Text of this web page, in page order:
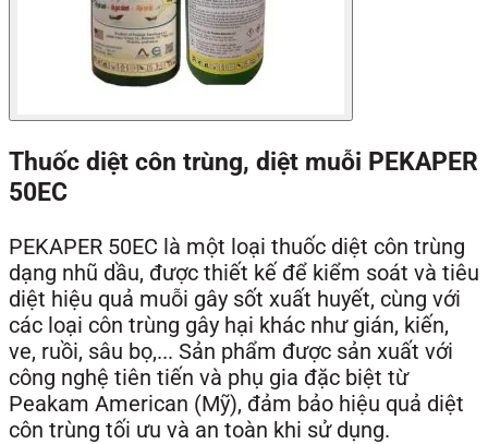
Thuốc diệt côn trùng, diệt muỗi PEKAPER
50EC
PEKAPER 50EC là một loại thuốc diệt côn trùng
dạng nhũ dầu, được thiết kế để kiểm soát và tiêu
diệt hiệu quả muỗi gây sốt xuất huyết, cùng với
các loại côn trùng gây hại khác như gián, kiến,
ve, ruồi, sâu bọ,... Sản phẩm được sản xuất với
công nghệ tiên tiến và phụ gia đặc biệt từ
Peakam American (Mỹ), đảm bảo hiệu quả diệt
côn trùng tối ưu và an toàn khi sử dụng.